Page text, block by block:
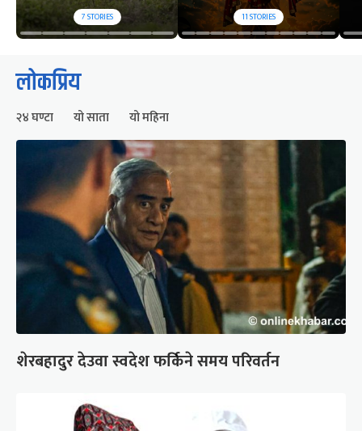
7STORIES 11STORIES
लोकप्रिय
२४ घण्टा यो साता यो महिना
शेरबहादुर देउवा स्वदेश फर्किने समय परिवर्तन